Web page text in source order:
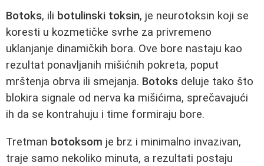
Botoks, ili botulinski toksin, je neurotoksin koji se
koresti u kozmetičke svrhe za privremeno
uklanjanje dinamičkih bora. Ove bore nastaju kao
rezultat ponavljanih mišićnih pokreta, poput
mrštenja obrva ili smejanja. Botoks deluje tako što
blokira signale od nerva ka mišićima, sprečavajući
ih da se kontrahuju i time formiraju bore.
Tretman botoksom je brz i minimalno invazivan,
traje samo nekoliko minuta, a rezultati postaju